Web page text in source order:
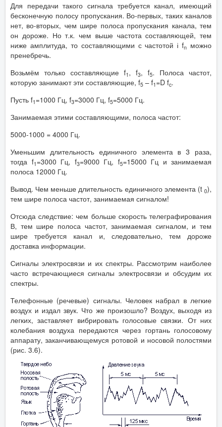
Для передачи такого сигнала требуется канал, имеющий
бесконечную полосу пропускания. Во-первых, таких каналов
нет, во-вторых, чем шире полоса пропускания канала, тем
он дороже. Но т.к. чем выше частота составляющей, тем
ниже амплитуда, то составляющими с частотой і fn можно
пренебречь.
Возьмём только составляющие f1 , f3, f5. Полоса частот,
которую занимают эти составляющие, f5 – f1 =D fc.
Пусть f1 =1000 Гц, f3=3000 Гц, f5=5000 Гц.
Занимаемая этими составляющими, полоса частот:
5000-1000 = 4000 Гц.
Уменьшим длительность единичного элемента в 3 раза,
тогда f1 =3000 Гц, f3=9000 Гц, f5=15000 Гц и занимаемая
полоса 12000 Гц.
Вывод. Чем меньше длительность единичного элемента (t 0),
тем шире полоса частот, занимаемая сигналом!
Отсюда следствие: чем больше скорость телеграфирования
В, тем шире полоса частот, занимаемая сигналом, и тем
шире требуется канал и, следовательно, тем дороже
доставка информации.
Сигналы электросвязи и их спектры. Рассмотрим наиболее
часто встречающиеся сигналы электросвязи и обсудим их
спектры.
Телефонные (речевые) сигналы. Человек набрал в легкие
воздух и издал звук. Что же произошло? Воздух, выходя из
легких, заставляет вибрировать голосовые связки. От них
колебания воздуха передаются через гортань голосовому
аппарату, заканчивающемуся ротовой и носовой полостями
(рис. 3.6).